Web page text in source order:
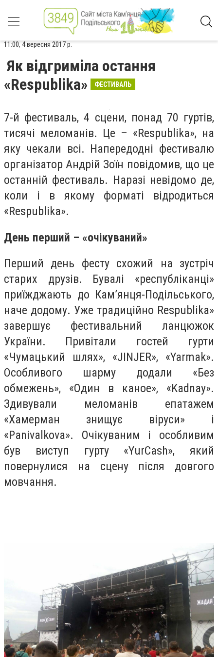
11:00, 4 вересня 2017 р.
Як відгриміла остання
«Respublika»
ФЕСТИВАЛЬ
7-й фестиваль, 4 сцени, понад 70 гуртів,
тисячі меломанів. Це – «Respublika», на
яку чекали всі. Напередодні фестивалю
організатор Андрій Зоїн повідомив, що це
останній фестиваль. Наразі невідомо де,
коли і в якому форматі відродиться
«Respublika».
День перший – «очікуваний»
Перший день фесту схожий на зустріч
старих друзів. Бувалі «республіканці»
приїжджають до Кам’янця-Подільського,
наче додому. Уже традиційно Respublika»
завершує фестивальний ланцюжок
України. Привітали гостей гурти
«Чумацький шлях», «JINJER», «Yarmak».
Особливого шарму додали «Без
обмежень», «Один в каное», «Kadnay».
Здивували меломанів епатажем
«Хамерман знищує віруси» і
«Panivalkova». Очікуваним і особливим
був виступ гурту «YurCash», який
повернулися на сцену після довгого
мовчання.